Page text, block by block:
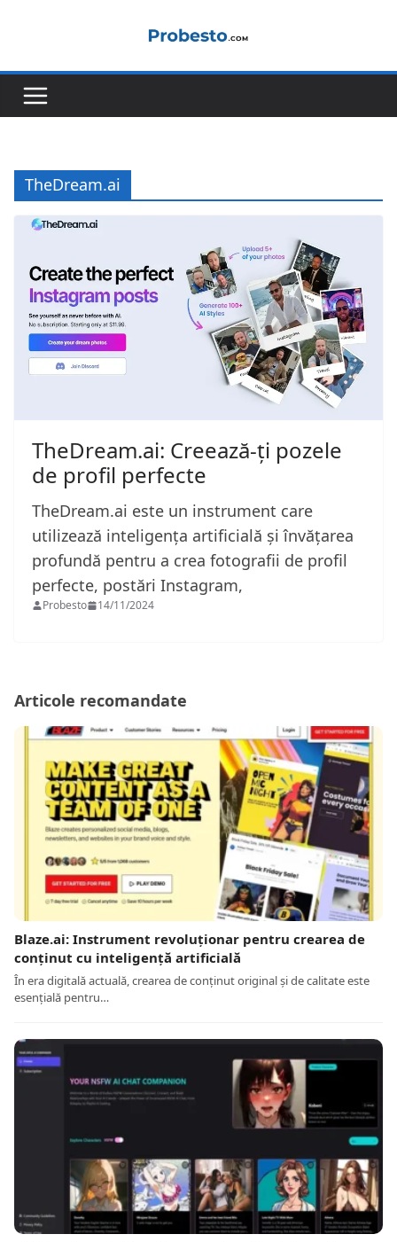
TheDream.ai
TheDream.ai: Creează-ți pozele
de profil perfecte
TheDream.ai este un instrument care
utilizează inteligența artificială și învățarea
profundă pentru a crea fotografii de profil
perfecte, postări Instagram,
Probesto 14/11/2024
Articole recomandate
Blaze.ai: Instrument revoluționar pentru crearea de
conținut cu inteligență artificială
În era digitală actuală, crearea de conținut original și de calitate este
esențială pentru…